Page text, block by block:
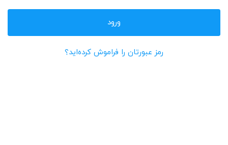
رمز عبورتان را فراموش کرده‌اید؟